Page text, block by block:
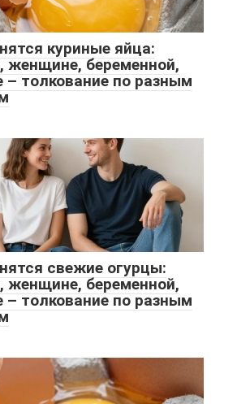
куриные яйца:
женщине, беременной,
толкование по разным
свежие огурцы:
женщине, беременной,
толкование по разным